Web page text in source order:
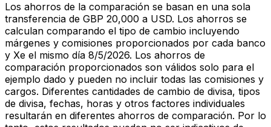
Los ahorros de la comparación se basan en una sola
transferencia de GBP 20,000 a USD. Los ahorros se
calculan comparando el tipo de cambio incluyendo
márgenes y comisiones proporcionados por cada banco
y Xe el mismo día 8/5/2026. Los ahorros de
comparación proporcionados son válidos solo para el
ejemplo dado y pueden no incluir todas las comisiones y
cargos. Diferentes cantidades de cambio de divisa, tipos
de divisa, fechas, horas y otros factores individuales
resultarán en diferentes ahorros de comparación. Por lo